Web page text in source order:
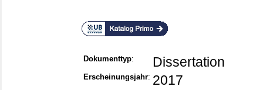
Dokumenttyp: Dissertation
Erscheinungsjahr: 2017